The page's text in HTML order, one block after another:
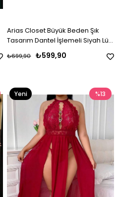
Arias Closet Büyük Beden Şık
Tasarım Dantel İşlemeli Siyah Lüx
₺599,90
₺699,90
%13
Yeni